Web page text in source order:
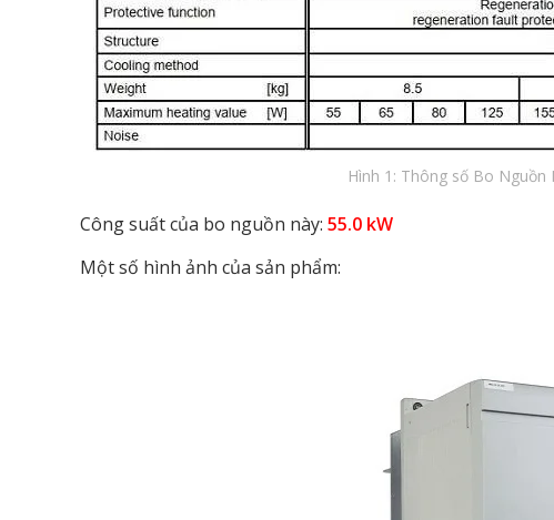
Hình 1: Thông số Bo Nguồn
Công suất của bo nguồn này: 55.0 kW
Một số hình ảnh của sản phẩm: